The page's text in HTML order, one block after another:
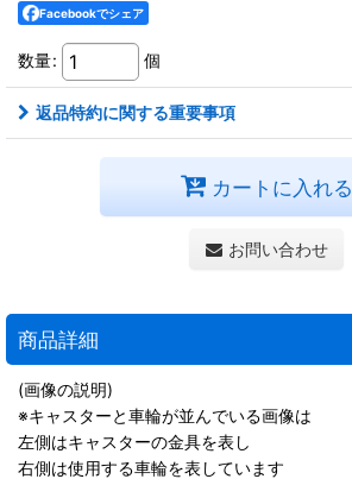
Facebookでシェア
数量: 個
返品特約に関する重要事項
カートに入れる
お問い合わせ
商品詳細
(画像の説明)
※キャスターと車輪が並んでいる画像は
左側はキャスターの金具を表し
右側は使用する車輪を表しています